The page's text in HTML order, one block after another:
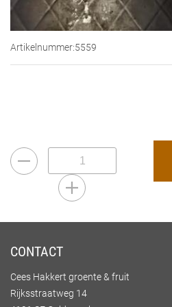
Artikelnummer:5559
CONTACT
Cees Hakkert groente & fruit
Rijksstraatweg 14